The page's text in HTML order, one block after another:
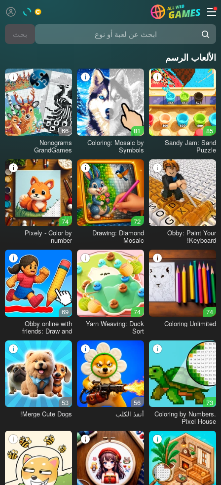
ابحث عن لعبة أو نوع بحث
الألعاب الرسم
85
Sandy Jam: Sand
Puzzle
81
Coloring: Mosaic by
Symbols
66
Nonograms
GrandGames
Obby: Paint Your
Keyboard!
72
Drawing: Diamond
Mosaic
74
Pixely - Color by
number
74
Coloring Unlimited
74
Yarn Weaving: Duck
Sort
69
Obby online with
friends: Draw and
73
Coloring by Numbers.
Pixel House
56
أنقذ الكلب
53
Merge Cute Dogs!